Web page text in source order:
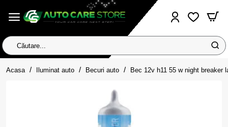
Căutare...
Acasa homeIluminat auto Becuri auto Bec 12v h11 55 w night breaker